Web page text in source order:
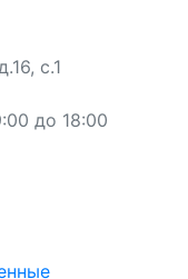
с.1
до 18:00